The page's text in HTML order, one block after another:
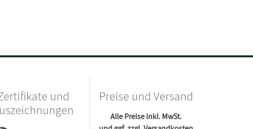
und
Preise und Versand
Alle Preise inkl. MwSt.